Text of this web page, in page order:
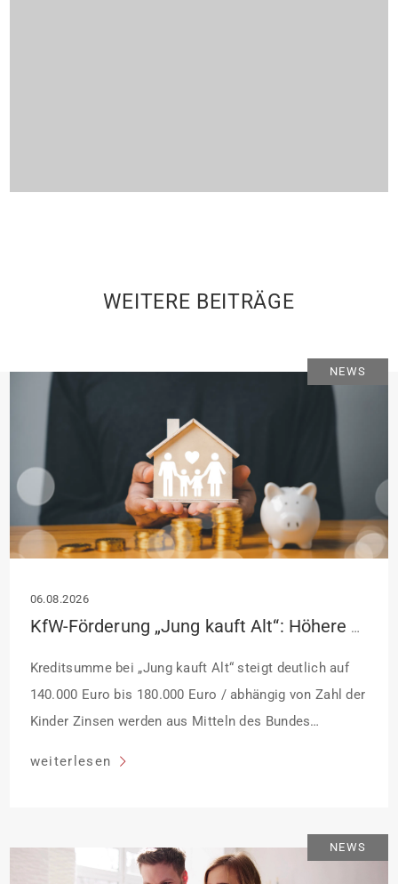
WEITERE BEITRÄGE
NEWS
06.08.2026
KfW-Förderung „Jung kauft Alt“: Höhere Kredite ab August 2026
Kreditsumme bei „Jung kauft Alt“ steigt deutlich auf
140.000 Euro bis 180.000 Euro / abhängig von Zahl der
Kinder Zinsen werden aus Mitteln des Bundes
Sanierung in Einzelmaßnahmen […]
weiterlesen
NEWS